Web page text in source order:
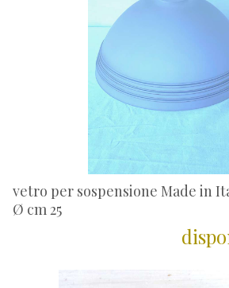
vetro per sospensione Made in
Ø cm 25